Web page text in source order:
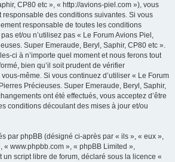
CP80 etc », « http://avions-piel.com »), vous
responsable des conditions suivantes. Si vous
responsable de toutes les conditions
et/ou n’utilisez pas « Le Forum Avions Piel,
Super Emeraude, Beryl, Saphir, CP80 etc ».
ci à n’importe quel moment et nous ferons tout
bien qu’il soit prudent de vérifier
même. Si vous continuez d’utiliser « Le Forum
Précieuses. Super Emeraude, Beryl, Saphir,
ont été effectués, vous acceptez d’être
conditions découlant des mises à jour et/ou
par phpBB (désigné ci-après par « ils », « eux »,
« www.phpbb.com », « phpBB Limited »,
un script libre de forum, déclaré sous la licence «